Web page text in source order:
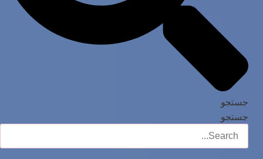
جستجو
جستجو